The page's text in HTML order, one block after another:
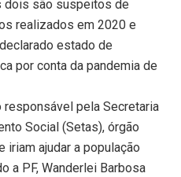
dois são suspeitos de
realizados em 2020 e
estado de
por conta da pandemia de
responsável pela Secretaria
Social (Setas), órgão
iriam ajudar a população
a PF, Wanderlei Barbosa